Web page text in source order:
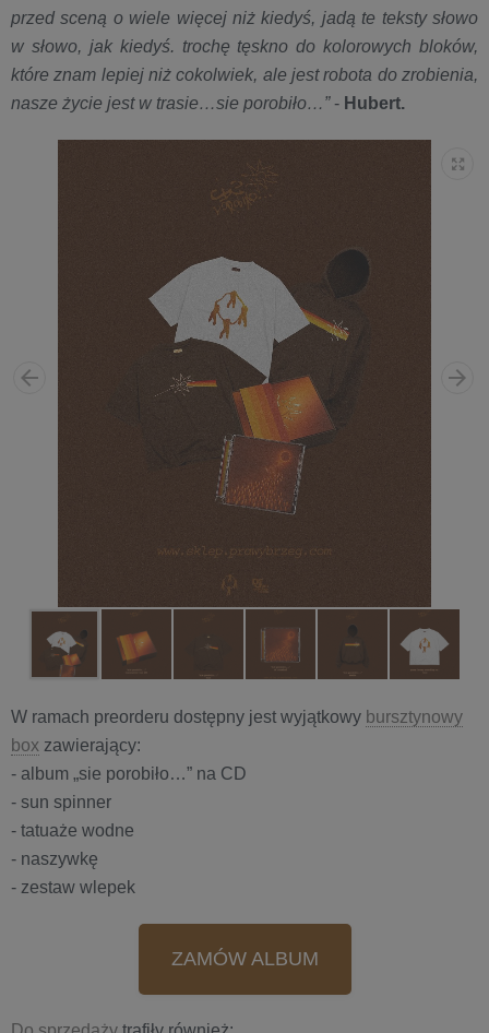
przed sceną o wiele więcej niż kiedyś, jadą te teksty słowo
w słowo, jak kiedyś. trochę tęskno do kolorowych bloków,
które znam lepiej niż cokolwiek, ale jest robota do zrobienia,
nasze życie jest w trasie…sie porobiło…”- Hubert.
W ramach preorderu dostępny jest wyjątkowy bursztynowy
box zawierający:
- album „sie porobiło…” na CD
- sun spinner
- tatuaże wodne
- naszywkę
- zestaw wlepek
ZAMÓW ALBUM